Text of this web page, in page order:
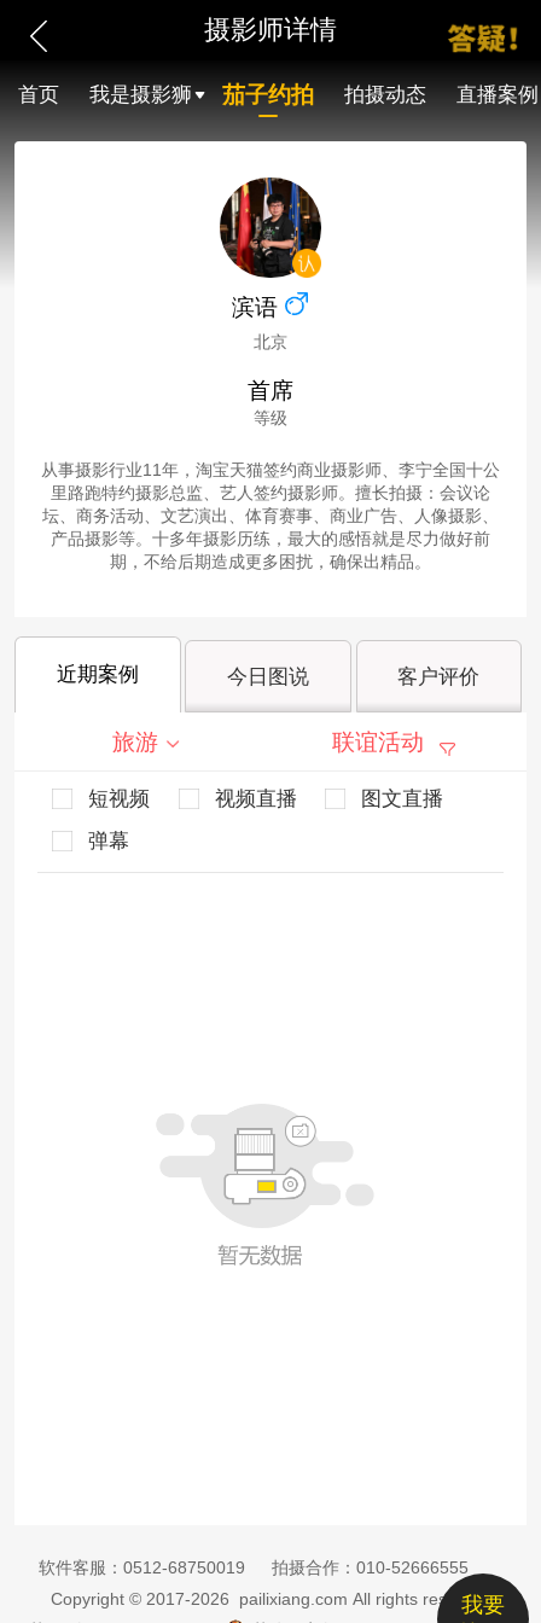
摄影师详情
首页 我是摄影狮 茄子约拍 拍摄动态 直播案例
滨语
北京
首席
等级
从事摄影行业11年，淘宝天猫签约商业摄影师、李宁全国十公
里路跑特约摄影总监、艺人签约摄影师。擅长拍摄：会议论
坛、商务活动、文艺演出、体育赛事、商业广告、人像摄影、
产品摄影等。十多年摄影历练，最大的感悟就是尽力做好前
期，不给后期造成更多困扰，确保出精品。
近期案例 今日图说 客户评价
旅游 联谊活动
短视频 视频直播
图文直播
弹幕
我要
软件客服： 0512-68750019 拍摄合作： 010-52666555
Copyright © 2017-2026 pailixiang.com All rights reserved